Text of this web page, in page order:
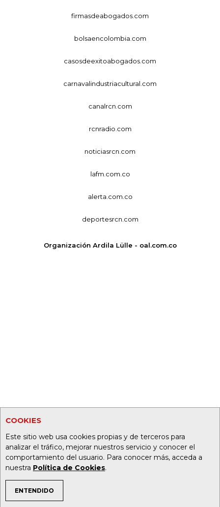
COOKIES
Este sitio web usa cookies propias y de terceros para
analizar el tráfico, mejorar nuestros servicio y conocer el
comportamiento del usuario. Para conocer más, acceda a
nuestra Política de Cookies.
ENTENDIDO
TEMAS DE INTERÉS
firmasdeabogados.com
bolsaencolombia.com
casosdeexitoabogados.com
carnavalindustriacultural.com
canalrcn.com
rcnradio.com
noticiasrcn.com
lafm.com.co
alerta.com.co
deportesrcn.com
Organización Ardila Lülle - oal.com.co